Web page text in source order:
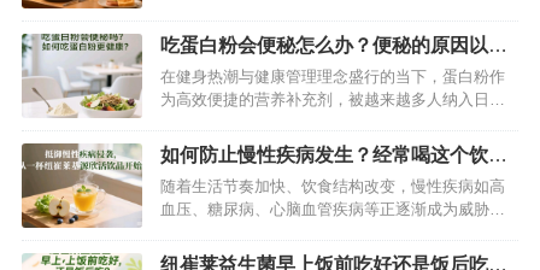
乏。科学搭配的早餐需要兼顾蛋白质、维生素、矿
物质等核心营养，而纽崔莱男士活力组合以精准配
方，为忙碌的男士提供了便捷又专业的营养解决方
案。…
吃蛋白粉会便秘怎么办？便秘的原因以及
解决方法
在健身热潮与健康管理理念盛行的当下，蛋白粉作
为高效便捷的营养补充剂，被越来越多人纳入日常
吗？”也困扰着不少使用者。本文将深入探讨蛋白粉
与便秘的关联、便秘的成因，并提供针对性的解决
方法。…
如何防止慢性疾病发生？经常喝这个饮料
就可以了
随着生活节奏加快、饮食结构改变，慢性疾病如高
血压、糖尿病、心脑血管疾病等正逐渐成为威胁人
旦患病往往难以根治。与其在病痛中挣扎，不如主
纽崔莱益生菌早上饭前吃好还是饭后吃？